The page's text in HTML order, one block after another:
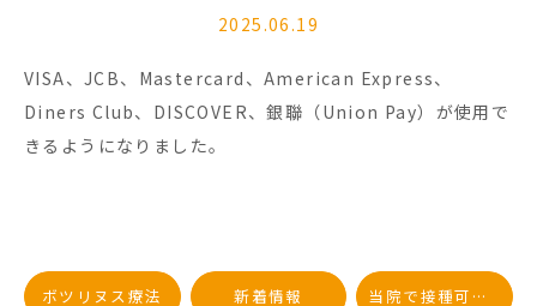
2025.06.19
VISA、JCB、Mastercard、American Express、
Diners Club、DISCOVER、銀聯（Union Pay）が使用で
きるようになりました。
ボツリヌス療法 新着情報 当院で接種可能なワクチンについて